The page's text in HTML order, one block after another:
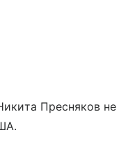
Пресняков не